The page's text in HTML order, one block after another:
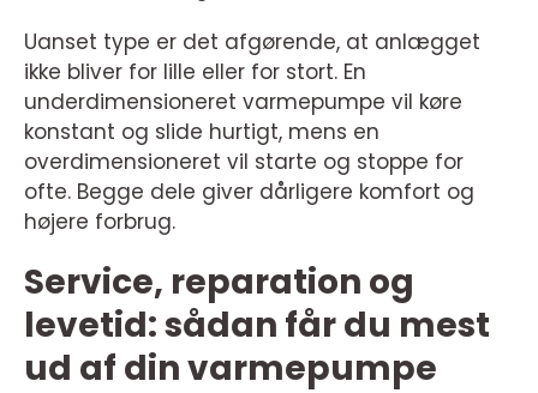
Uanset type er det afgørende, at anlægget
ikke bliver for lille eller for stort. En
underdimensioneret varmepumpe vil køre
konstant og slide hurtigt, mens en
overdimensioneret vil starte og stoppe for
ofte. Begge dele giver dårligere komfort og
højere forbrug.
Service, reparation og
levetid: sådan får du mest
ud af din varmepumpe